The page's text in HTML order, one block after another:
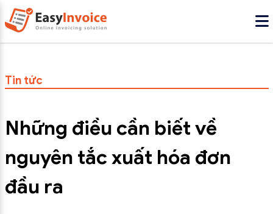
Tin tức
Những điều cần biết về
nguyên tắc xuất hóa đơn
đầu ra